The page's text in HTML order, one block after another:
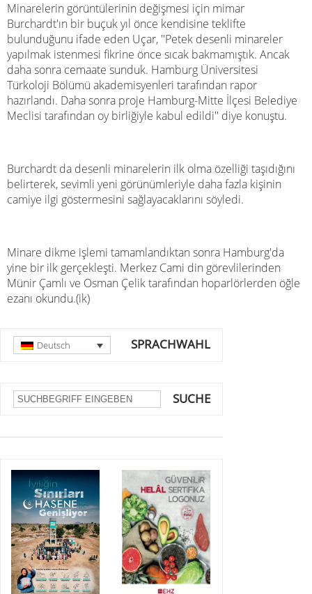
Minarelerin görüntülerinin değişmesi için mimar
Burchardt'ın bir buçuk yıl önce kendisine teklifte
bulunduğunu ifade eden Uçar, ''Petek desenli minareler
yapılmak istenmesi fikrine önce sıcak bakmamıştık. Ancak
daha sonra cemaate sunduk. Hamburg Üniversitesi
Türkoloji Bölümü akademisyenleri tarafından rapor
hazırlandı. Daha sonra proje Hamburg-Mitte İlçesi Belediye
Meclisi tarafından oy birliğiyle kabul edildi'' diye konuştu.
Burchardt da desenli minarelerin ilk olma özelliği taşıdığını
belirterek, sevimli yeni görünümleriyle daha fazla kişinin
camiye ilgi göstermesini sağlayacaklarını söyledi.
Minare dikme işlemi tamamlandıktan sonra Hamburg'da
yine bir ilk gerçekleşti. Merkez Cami din görevlilerinden
Münir Çamlı ve Osman Çelik tarafından hoparlörlerden öğle
ezanı okundu.(ik)
SPRACHWAHL
Deutsch
SUCHE